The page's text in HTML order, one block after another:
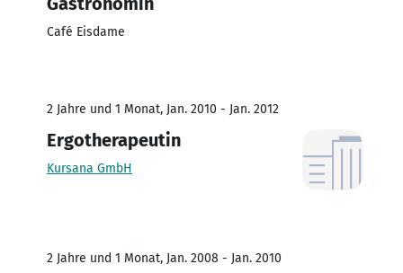
Café Eisdame
2 Jahre und 1 Monat, Jan. 2010 - Jan. 2012
Ergotherapeutin
Kursana GmbH
2 Jahre und 1 Monat, Jan. 2008 - Jan. 2010